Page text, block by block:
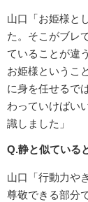
山口「お姫様と
た。そこがブレ
ていることが違
お姫様というこ
に身を任せるで
わっていけばい
識しました」
Q.静と似ている
山口「行動力や
尊敬できる部分